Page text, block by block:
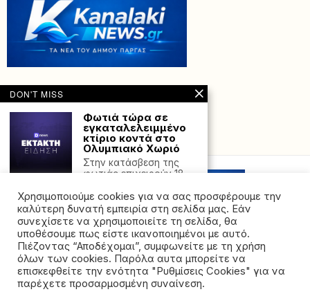
Powered with by Hostville”)
©2026 - All rights reserved. Απαγορεύεται ρητά η
αναδημοσίευση χωρίς προηγούμενη έγγραφη άδεια
Χρησιμοποιούμε cookies για να σας προσφέρουμε την
καλύτερη δυνατή εμπειρία στη σελίδα μας. Εάν
συνεχίσετε να χρησιμοποιείτε τη σελίδα, θα
υποθέσουμε πως είστε ικανοποιημένοι με αυτό.
Πιέζοντας “Αποδέχομαι”, συμφωνείτε με τη χρήση
όλων των cookies. Παρόλα αυτα μπορείτε να
επισκεφθείτε την ενότητα "Ρυθμίσεις Cookies" για να
παρέχετε προσαρμοσμένη συναίνεση.
DON'T MISS
Φωτιά τώρα σε
εγκαταλελειμμένο
κτίριο κοντά στο
Ολυμπιακό Χωριό
Στην κατάσβεση της
φωτιάς επιχειρούν 18
ξέσπασε αργά
Παραμυθιά:
Συνελήφθη ανήλικος
ο οποίος οδηγούσε
μοτοσικλέτα χωρίς
δίπλωμα
Στο πλαίσιο ελέγχων
του Αστυνομικού